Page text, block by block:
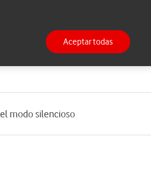
modo silencioso
Aceptar todas